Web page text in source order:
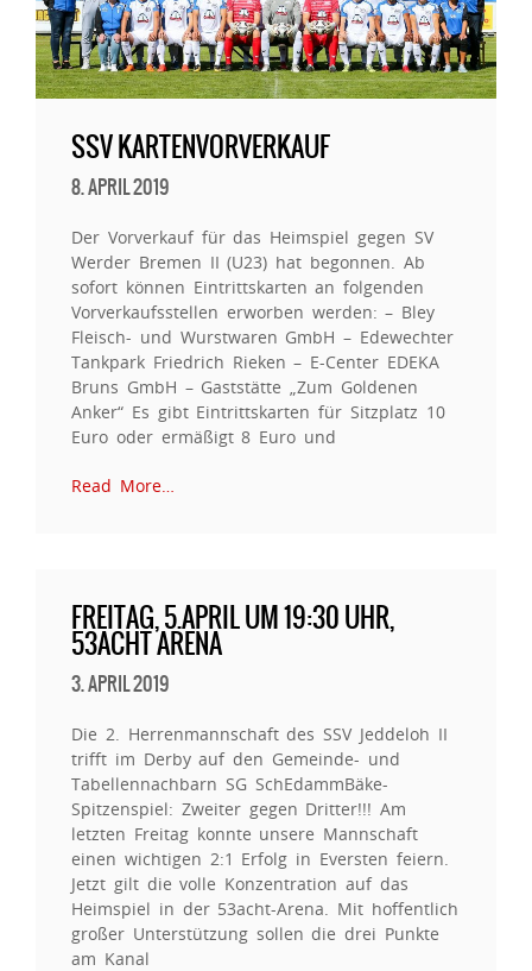
SSV KARTENVORVERKAUF
8. APRIL 2019
Der Vorverkauf für das Heimspiel gegen SV
Werder Bremen II (U23) hat begonnen. Ab
sofort können Eintrittskarten an folgenden
Vorverkaufsstellen erworben werden: – Bley
Fleisch- und Wurstwaren GmbH – Edewechter
Tankpark Friedrich Rieken – E-Center EDEKA
Bruns GmbH – Gaststätte „Zum Goldenen
Anker“ Es gibt Eintrittskarten für Sitzplatz 10
Euro oder ermäßigt 8 Euro und
Read More…
FREITAG, 5.APRIL UM 19:30 UHR,
53ACHT ARENA
3. APRIL 2019
Die 2. Herrenmannschaft des SSV Jeddeloh II
trifft im Derby auf den Gemeinde- und
Tabellennachbarn SG SchEdammBäke-
Spitzenspiel: Zweiter gegen Dritter!!! Am
letzten Freitag konnte unsere Mannschaft
einen wichtigen 2:1 Erfolg in Eversten feiern.
Jetzt gilt die volle Konzentration auf das
Heimspiel in der 53acht-Arena. Mit hoffentlich
großer Unterstützung sollen die drei Punkte
am Kanal